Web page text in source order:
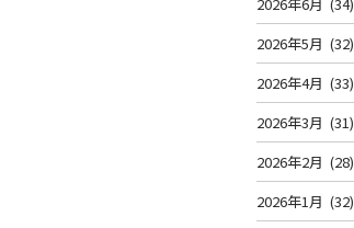
2026年5月 (32)
2026年4月 (33)
2026年3月 (31)
2026年2月 (28)
2026年1月 (32)